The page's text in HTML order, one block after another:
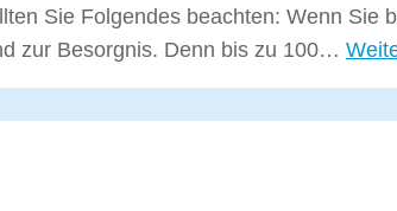
Sie Folgendes beachten: Wenn Sie
zur Besorgnis. Denn bis zu 100…